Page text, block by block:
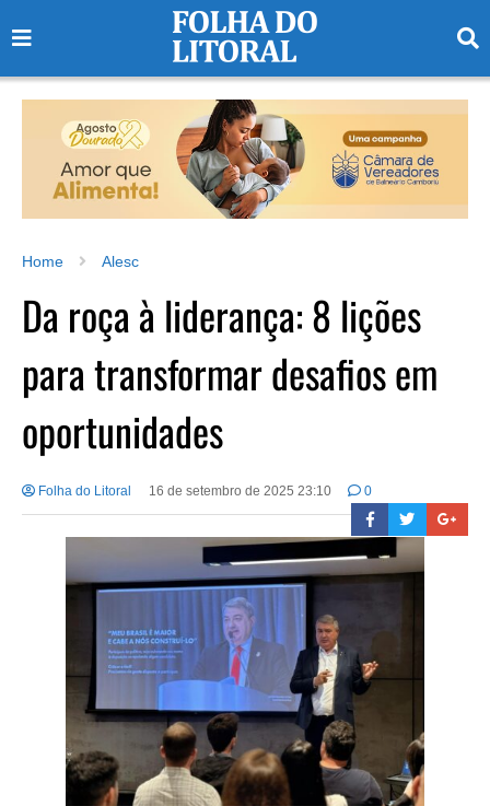
Home Alesc
Da roça à liderança: 8 lições
para transformar desafios em
oportunidades
Folha do Litoral 16 de setembro de 2025 23:10 0